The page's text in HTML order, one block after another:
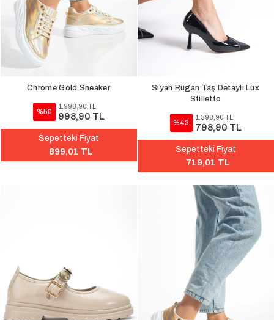
Chrome Gold Sneaker
%50
1.998,90 TL
998,90 TL
Sepetteki Fiyat
899,01 TL
Siyah Rugan Taş Detaylı Lüx
Stilletto
%43
1.398,90 TL
798,90 TL
Sepetteki Fiyat
719,01 TL